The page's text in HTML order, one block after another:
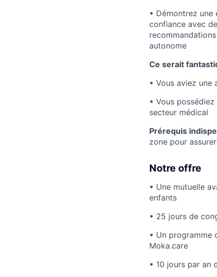
• Démontrez
confiance avec
autonome
Ce serait
• Vous aviez
• Vous
secteur médical
Prérequis
zone pour
Notre offre
• Une mutuelle
enfants
• 25 jours de
• Un programme
Moka.care
• 10 jours par an